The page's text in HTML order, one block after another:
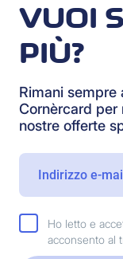
VUOI
PIÙ?
Rimani sempre
Cornèrcard per
nostre offerte
Ho letto e
acconsento al